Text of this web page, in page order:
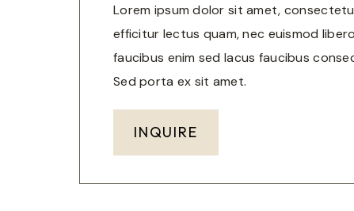
Lorem ipsum dolor sit amet,
efficitur lectus quam, nec euismod
faucibus enim sed lacus faucibus
Sed porta ex sit amet.
INQUIRE